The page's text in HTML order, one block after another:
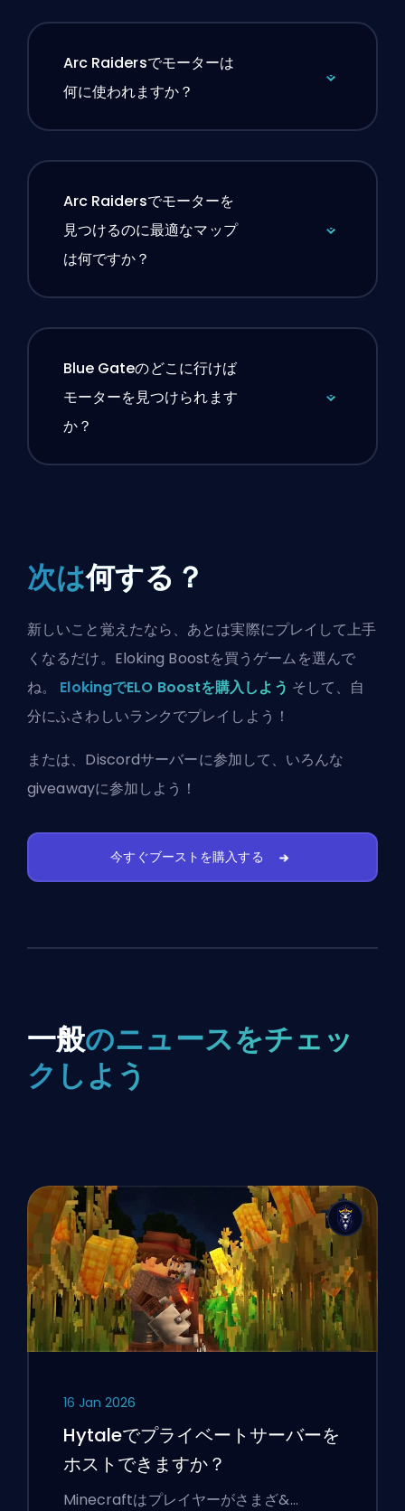
Arc Raidersでモーターは
何に使われますか？
Arc Raidersでモーターを
見つけるのに最適なマップ
は何ですか？
Blue Gateのどこに行けば
モーターを見つけられます
か？
次は何する？
新しいこと覚えたなら、あとは実際にプレイして上手
くなるだけ。Eloking Boostを買うゲームを選んで
ね。 ElokingでELO Boostを購入しよう そして、自
分にふさわしいランクでプレイしよう！
または、 Discordサーバーに参加して、いろんな
giveawayに参加しよう！
今すぐブーストを購入する
一般のニュースをチェッ
クしよう
16 Jan 2026
Hytaleでプライベートサーバーを
ホストできますか？
Minecraftはプレイヤーがさまざ&…